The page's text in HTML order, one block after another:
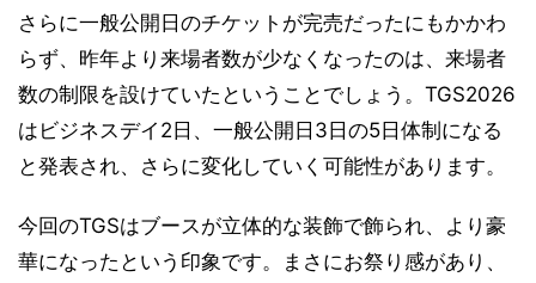
さらに一般公開日のチケットが完売だったにもかかわ
らず、昨年より来場者数が少なくなったのは、来場者
数の制限を設けていたということでしょう。TGS2026
はビジネスデイ2日、一般公開日3日の5日体制になる
と発表され、さらに変化していく可能性があります。
今回のTGSはブースが立体的な装飾で飾られ、より豪
華になったという印象です。まさにお祭り感があり、